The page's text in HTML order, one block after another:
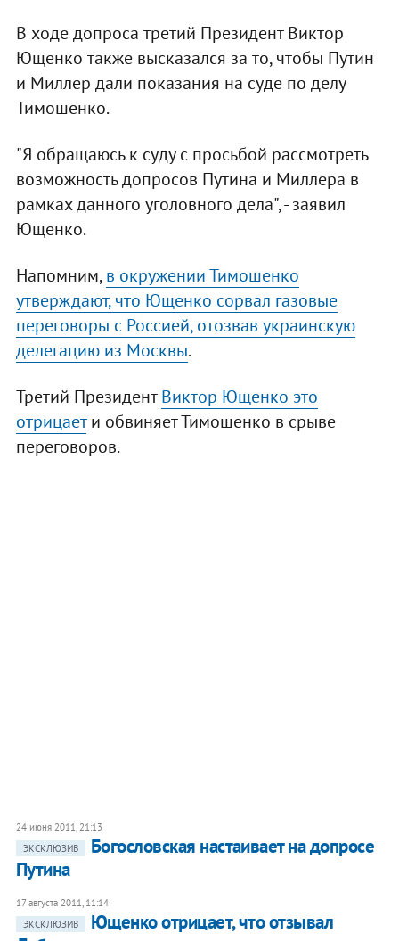
В ходе допроса третий Президент Виктор
Ющенко также высказался за то, чтобы Путин
и Миллер дали показания на суде по делу
Тимошенко.
"Я обращаюсь к суду с просьбой рассмотреть
возможность допросов Путина и Миллера в
рамках данного уголовного дела", - заявил
Ющенко.
Напомним,в окружении Тимошенко
утверждают, что Ющенко сорвал газовые
переговоры с Россией, отозвав украинскую
делегацию из Москвы.
Третий ПрезидентВиктор Ющенко это
отрицаети обвиняет Тимошенко в срыве
переговоров.
24 июня 2011, 21:13
ЭКСКЛЮЗИВ
Богословская настаивает на допросе
Путина
17 августа 2011, 11:14
ЭКСКЛЮЗИВ
Ющенко отрицает, что отзывал